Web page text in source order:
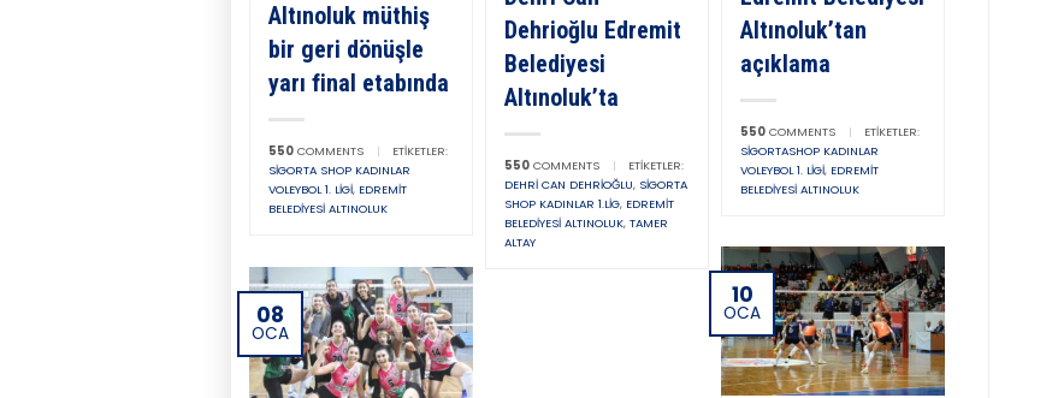
Altınoluk müthiş
bir geri dönüşle
yarı final etabında
550 COMMENTS |
ETIKETLER:
SIGORTA SHOP KADINLAR
VOLEYBOL 1. LIGI, EDREMIT
BELEDIYESI ALTINOLUK
Dehrioğlu Edremit
Belediyesi
Altınoluk’ta
550 COMMENTS |
ETIKETLER:
DEHRI CAN DEHRIOĞLU, SIGORTA
SHOP KADINLAR 1.LIG, EDREMIT
BELEDIYESI ALTINOLUK, TAMER
ALTAY
Altınoluk’tan
açıklama
550 COMMENTS |
ETIKETLER:
SIGORTASHOP KADINLAR
VOLEYBOL 1. LIGI, EDREMIT
BELEDIYESI ALTINOLUK
10
OCA
08
OCA